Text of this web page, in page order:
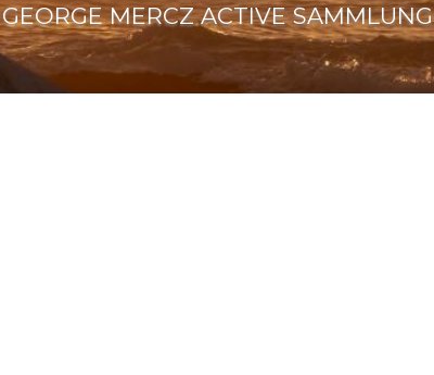
GEORGE MERCZ ACTIVE SAMMLUNG